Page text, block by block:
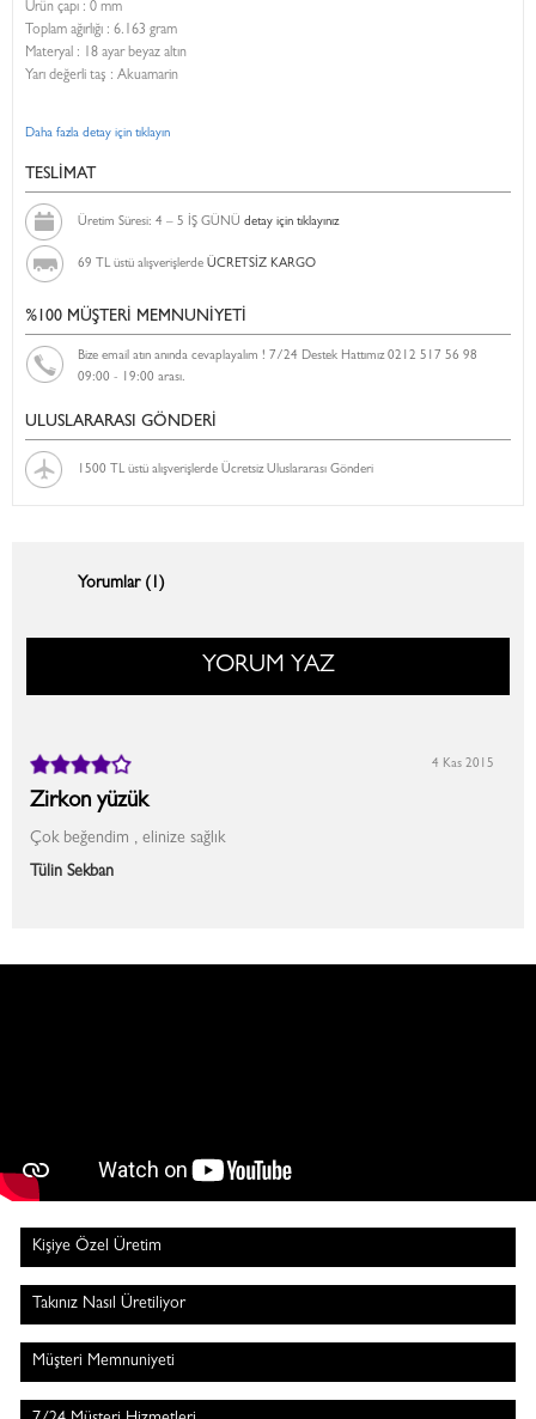
Ürün çapı : 0 mm
Toplam ağırlığı : 6.163 gram
Materyal : 18 ayar beyaz altın
Yarı değerli taş : Akuamarin
Daha fazla detay için tıklayın
TESLİMAT
Üretim Süresi: 4 – 5 İŞ GÜNÜ detay için tıklayınız
69 TL üstü alışverişlerde ÜCRETSİZ KARGO
%100 MÜŞTERİ MEMNUNİYETİ
Bize email atın anında cevaplayalım ! 7/24 Destek Hattımız 0212 517 56 98
09:00 - 19:00 arası.
ULUSLARARASI GÖNDERİ
1500 TL üstü alışverişlerde Ücretsiz Uluslararası Gönderi
Yorumlar (1)
YORUM YAZ
Zirkon yüzük
Çok beğendim , elinize sağlık
Tülin Sekban
4 Kas 2015
Kişiye Özel Üretim
Takınız Nasıl Üretiliyor
Müşteri Memnuniyeti